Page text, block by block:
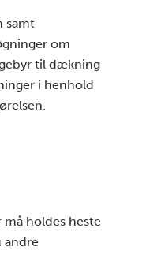
samt
om
til dækning
i henhold
holdes heste
andre